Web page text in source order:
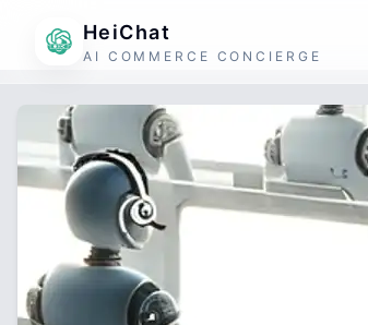
HeiChat
AI COMMERCE CONCIERGE